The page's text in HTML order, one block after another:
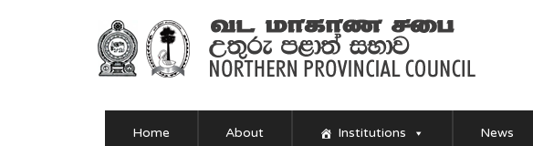
Home About Institutions News